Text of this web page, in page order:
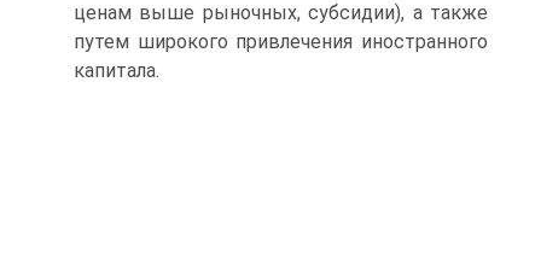
ценам выше рыночных, субсидии), а также
путем широкого привлечения иностранного
капитала.